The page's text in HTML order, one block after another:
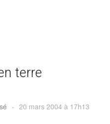
terre
- 20 mars 2004 à 17h13